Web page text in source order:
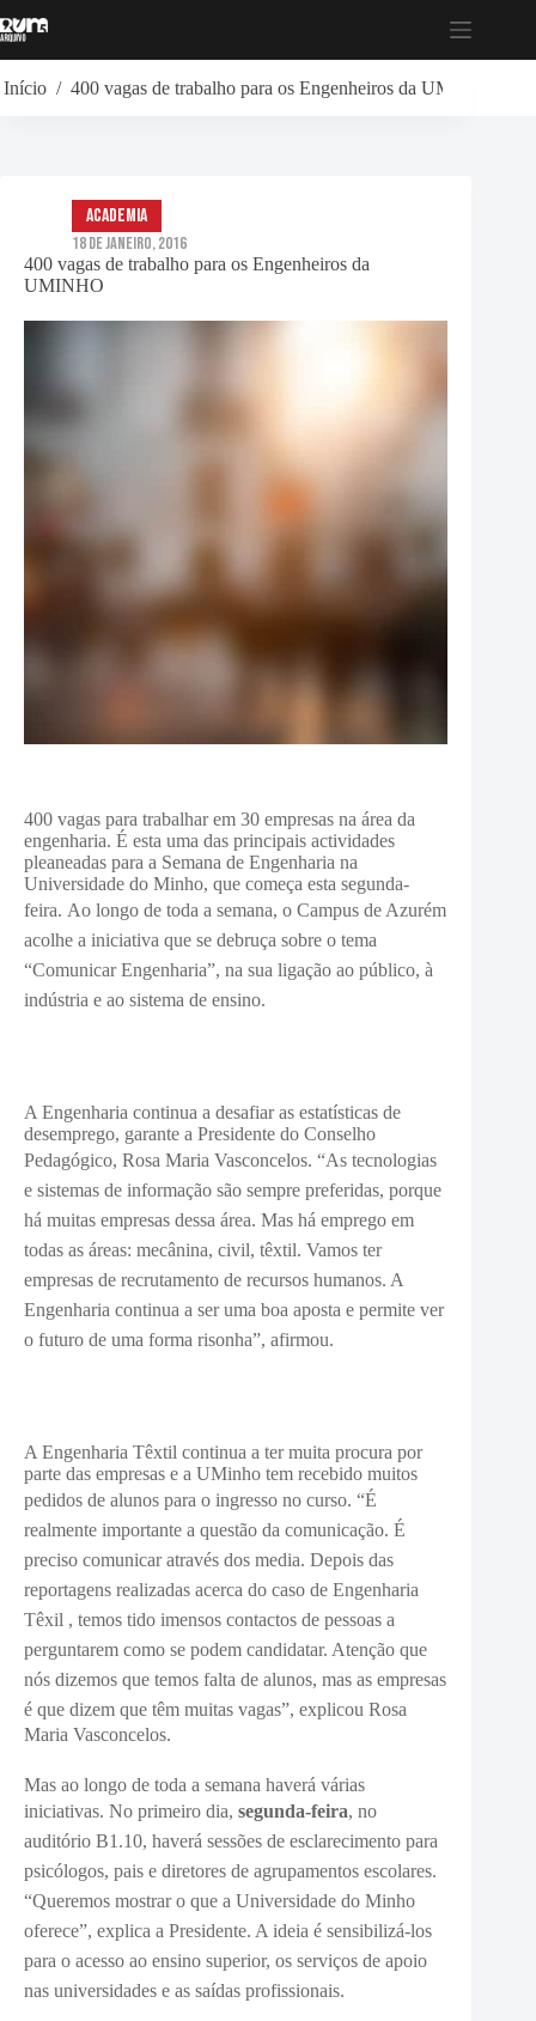
para
Início / 400 vagas de trabalho para os Engenheiros da UMINHO
400 vagas de trabalho para os Engenheiros da
UMINHO
Academia
18 de Janeiro, 2016
400 vagas para trabalhar em 30 empresas na área da
engenharia. É esta uma das principais actividades
pleaneadas para a Semana de Engenharia na
Universidade do Minho, que começa esta segunda-
feira. Ao longo de toda a semana, o Campus de Azurém
acolhe a iniciativa que se debruça sobre o tema
“Comunicar Engenharia”, na sua ligação ao público, à
indústria e ao sistema de ensino.
A Engenharia continua a desafiar as estatísticas de
desemprego, garante a Presidente do Conselho
Pedagógico, Rosa Maria Vasconcelos. “As tecnologias
e sistemas de informação são sempre preferidas, porque
há muitas empresas dessa área. Mas há emprego em
todas as áreas: mecânina, civil, têxtil. Vamos ter
empresas de recrutamento de recursos humanos. A
Engenharia continua a ser uma boa aposta e permite ver
o futuro de uma forma risonha”, afirmou.
A Engenharia Têxtil continua a ter muita procura por
parte das empresas e a UMinho tem recebido muitos
pedidos de alunos para o ingresso no curso. “É
realmente importante a questão da comunicação. É
preciso comunicar através dos media. Depois das
reportagens realizadas acerca do caso de Engenharia
Têxil , temos tido imensos contactos de pessoas a
perguntarem como se podem candidatar. Atenção que
nós dizemos que temos falta de alunos, mas as empresas
é que dizem que têm muitas vagas”, explicou Rosa
Maria Vasconcelos.
Mas ao longo de toda a semana haverá várias
iniciativas. No primeiro dia, segunda-feira, no
auditório B1.10, haverá sessões de esclarecimento para
psicólogos, pais e diretores de agrupamentos escolares.
“Queremos mostrar o que a Universidade do Minho
oferece”, explica a Presidente. A ideia é sensibilizá-los
para o acesso ao ensino superior, os serviços de apoio
nas universidades e as saídas profissionais.